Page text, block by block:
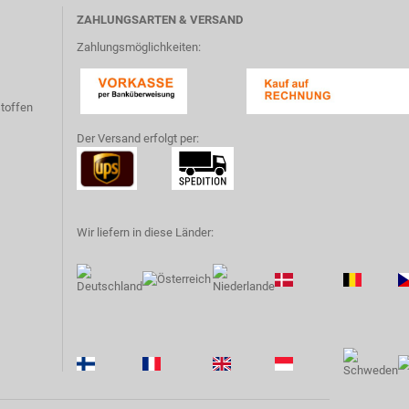
ZAHLUNGSARTEN & VERSAND
Zahlungsmöglichkeiten:
Der Versand erfolgt per:
Wir liefern in diese Länder: